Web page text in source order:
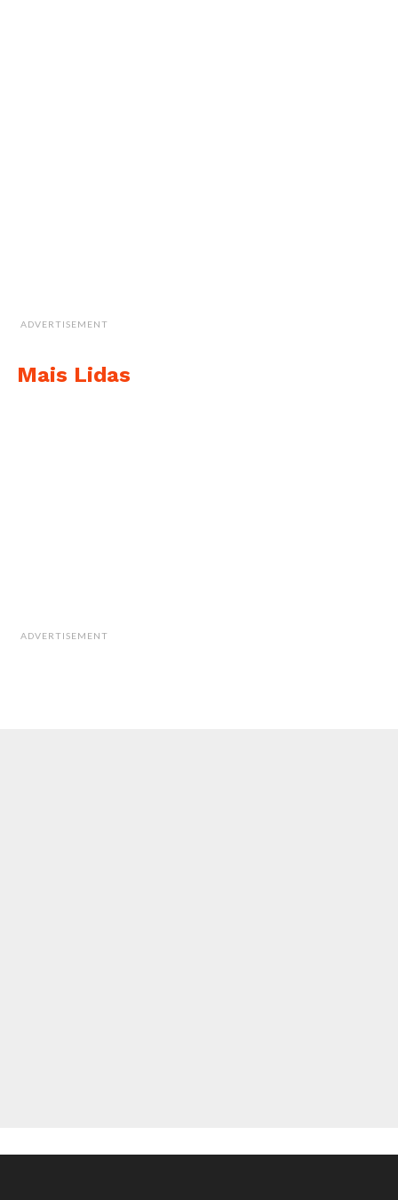
ADVERTISEMENT
Mais Lidas
ADVERTISEMENT